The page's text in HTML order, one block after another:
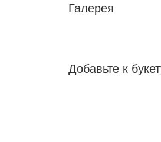
Галерея
Добавьте к